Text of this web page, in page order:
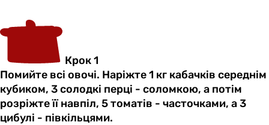
Крок 1
Помийте всі овочі. Наріжте 1 кг кабачків середнім
кубиком, 3 солодкі перці - соломкою, а потім
розріжте її навпіл, 5 томатів - часточками, а 3
цибулі - півкільцями.